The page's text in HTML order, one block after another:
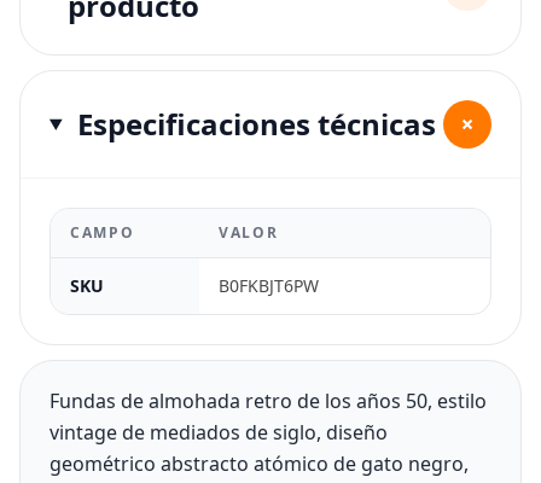
Especificaciones técnicas +
CAMPO VALOR
SKU B0FKBJT6PW
Fundas de almohada retro de los años 50, estilo
vintage de mediados de siglo, diseño
geométrico abstracto atómico de gato negro,